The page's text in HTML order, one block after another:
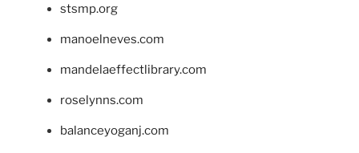
stsmp.org
manoelneves.com
mandelaeffectlibrary.com
roselynns.com
balanceyoganj.com